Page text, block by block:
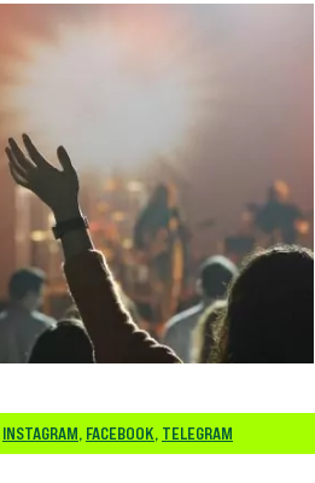
INSTAGRAM, FACEBOOK, TELEGRAM